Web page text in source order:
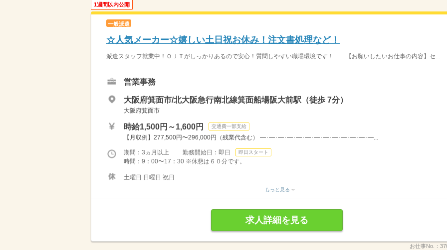
1週間以内公開
一般派遣
☆人気メーカー☆嬉しい土日祝お休み！注文書処理など！
派遣スタッフ就業中！ＯＪＴがしっかりあるので安心！質問しやすい職場環境です！ 【お願いしたいお仕事の内容】セ...
営業事務
大阪府箕面市/北大阪急行南北線箕面船場阪大前駅（徒歩 7分）
大阪府箕面市
時給1,500円～1,600円 交通費一部支給
【月収例】277,500円〜296,000円（残業代含む） ―･―･―･―･―･―･―･―･―･―･―･―･―...
期間：3ヵ月以上 勤務開始日：即日 即日スタート
時間：9：00〜17：30 ※休憩は６０分です。
土曜日 日曜日 祝日
もっと見る
求人詳細を見る
お仕事No.：